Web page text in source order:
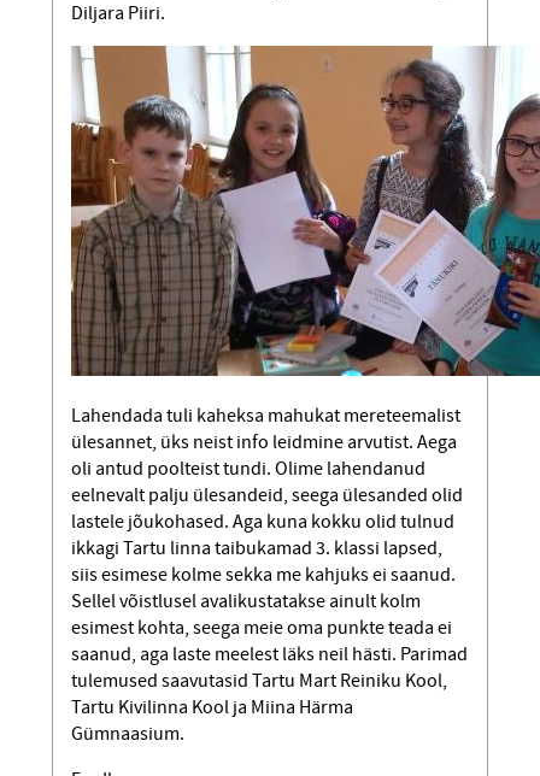
Diljara Piiri.
Lahendada tuli kaheksa mahukat mere­teemalist
ülesannet, üks neist info leidmine arvutist. Aega
oli antud poolteist tundi. Olime lahendanud
eelnevalt palju ülesandeid, seega ülesanded olid
lastele jõukohased. Aga kuna kokku olid tulnud
ikkagi Tartu linna taibukamad 3. klassi lapsed,
siis esimese kolme sekka me kahjuks ei saanud.
Sellel võistlusel avalikustatakse ainult kolm
esimest kohta, seega meie oma punkte teada ei
saanud, aga laste meelest läks neil hästi. Parimad
tulemused saavutasid Tartu Mart Reiniku Kool,
Tartu Kivilinna Kool ja Miina Härma
Gümnaasium.